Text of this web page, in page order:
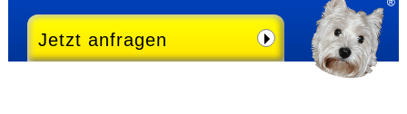
Jetzt anfragen